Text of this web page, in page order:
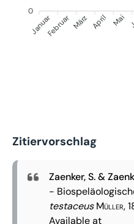
0
JanuarFebruar März April Mai
Zitiervorschlag
Zaenker, S. &
-
testaceusMüller,
Available at